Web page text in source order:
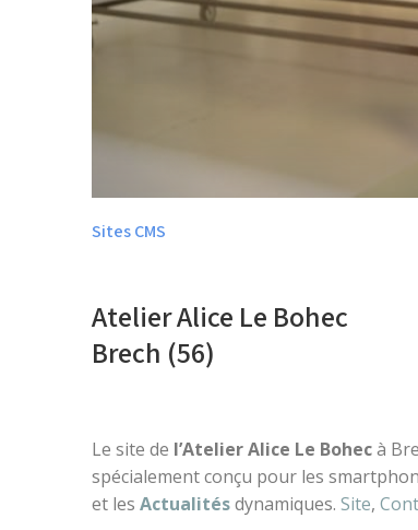
Sites CMS
Atelier Alice Le Bohec
Brech (56)
Le site de l’Atelier Alice Le Bohecà
spécialement conçu pour les
et les Actualitésdynamiques. Site,